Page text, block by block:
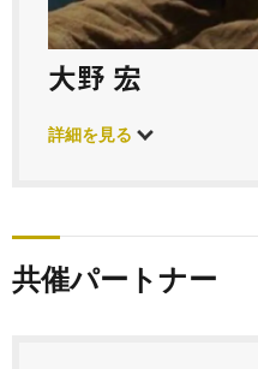
大野 宏
詳細を見る
共催パートナー